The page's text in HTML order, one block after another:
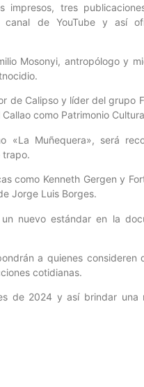
impresos, tres
canal de YouTube y así
Mosonyi, antropólogo y
de Calipso y líder del grupo
como Patrimonio
«La Muñequera», será
trapo.
como Kenneth Gergen y
Jorge Luis Borges.
nuevo estándar en la
a quienes consideren
cotidianas.
de 2024 y así brindar una